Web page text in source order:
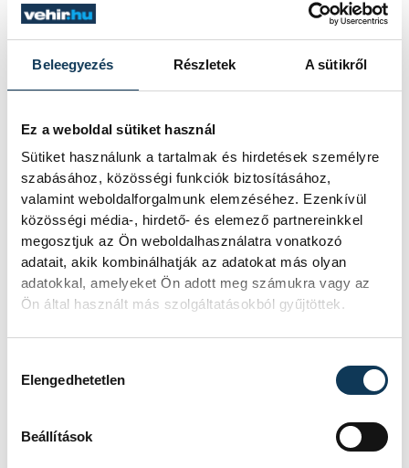
Beleegyezés Részletek A sütikről
Ez a weboldal sütiket használ
Sütiket használunk a tartalmak és hirdetések személyre
szabásához, közösségi funkciók biztosításához,
valamint weboldalforgalmunk elemzéséhez. Ezenkívül
közösségi média-, hirdető- és elemező partnereinkkel
megosztjuk az Ön weboldalhasználatra vonatkozó
adatait, akik kombinálhatják az adatokat más olyan
adatokkal, amelyeket Ön adott meg számukra vagy az
Ön által használt más szolgáltatásokból gyűjtöttek.
Elengedhetetlen
Beállítások
parkolási gondjait idén megoldják,
(ezekkel kapcsolatban jelenleg
tárgyalások folynak)
A Harmat utca-Dózsa György
kereszteződésnél lévő, Sintér árokba
vezető teret és utat a jövőben
rekonstruálnák
A Kiskőrösi ABC előtti teret kompletten
felújítanák, ez források függvényében
valósulhat meg
A Veszprémvölgyi utca megújítása